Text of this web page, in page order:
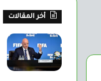
أخر المقالات